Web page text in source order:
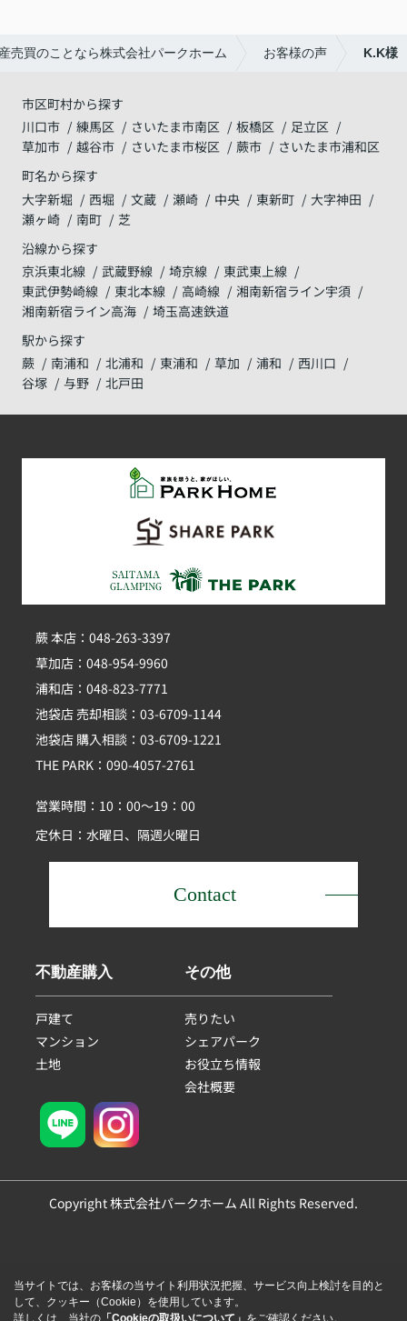
売買のことなら株式会社パークホーム お客様の声 K.K様
市区町村から探す
川口市
練馬区 さいたま市南区 板橋区
足立区
草加市
越谷市 さいたま市桜区 蕨市
さいたま市浦和区
町名から探す
大字新堀
西堀 文蔵 瀬崎 中央 東新町
大字神田
瀬ヶ崎
南町
芝
沿線から探す
京浜東北線
武蔵野線 埼京線
東武東上線
東武伊勢崎線
東北本線 高崎線
湘南新宿ライン宇須
湘南新宿ライン高海
埼玉高速鉄道
駅から探す
蕨
南浦和 北浦和 東浦和 草加 浦和
西川口
谷塚
与野 北戸田
蕨 本店：048-263-3397
草加店：048-954-9960
浦和店：048-823-7771
池袋店 売却相談：03-6709-1144
池袋店 購入相談：03-6709-1221
THE PARK：090-4057-2761
営業時間：10：00～19：00
定休日：水曜日、隔週火曜日
Contact
不動産購入
戸建て
マンション
土地
その他
売りたい
シェアパーク
お役立ち情報
会社概要
Copyright 株式会社パークホーム All Rights Reserved.
当サイトでは、お客様の当サイト利用状況把握、サービス向上検討を目的と
して、クッキー（Cookie）を使用しています。
詳しくは、当社の 「Cookieの取扱いについて」 をご確認ください。